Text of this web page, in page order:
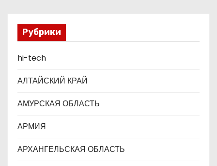
и
с
я
Рубрики
hi-tech
АЛТАЙСКИЙ КРАЙ
АМУРСКАЯ ОБЛАСТЬ
АРМИЯ
АРХАНГЕЛЬСКАЯ ОБЛАСТЬ